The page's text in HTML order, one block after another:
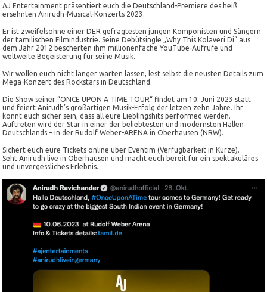
AJ Entertainment präsentiert euch die Deutschland-Premiere des heiß
ersehnten Anirudh-Musical-Konzerts 2023.
Er ist zweifelsohne einer DER gefragtesten jungen Komponisten und Sängern
der tamilischen Filmindustrie. Seine Debütsingle „Why This Kolaveri Di“ aus
dem Jahr 2012 bescherten ihm millionenfache YouTube-Aufrufe und
weltweite Begeisterung für seine Musik.
Wir wollen euch nicht länger warten lassen, lest selbst die neusten Details zum
Mega-Konzert des Rockstars in Deutschland.
Die Show seiner “ONCE UPON A TIME TOUR“ findet am 10. Juni 2023 statt
und feiert Anirudh’s großartigen Musik-Erfolg der letzen zehn Jahre. Ihr
könnt euch sicher sein, dass all eure Lieblingshits performed werden.
Auftreten wird der Star in einer der beliebtesten und modernsten Hallen
Deutschlands – in der Rudolf Weber-ARENA in Oberhausen (NRW).
Sichert euch eure Tickets online über Eventim (Verfügbarkeit in Kürze).
Seht Anirudh live in Oberhausen und macht euch bereit für ein spektakuläres
und unvergessliches Erlebnis.